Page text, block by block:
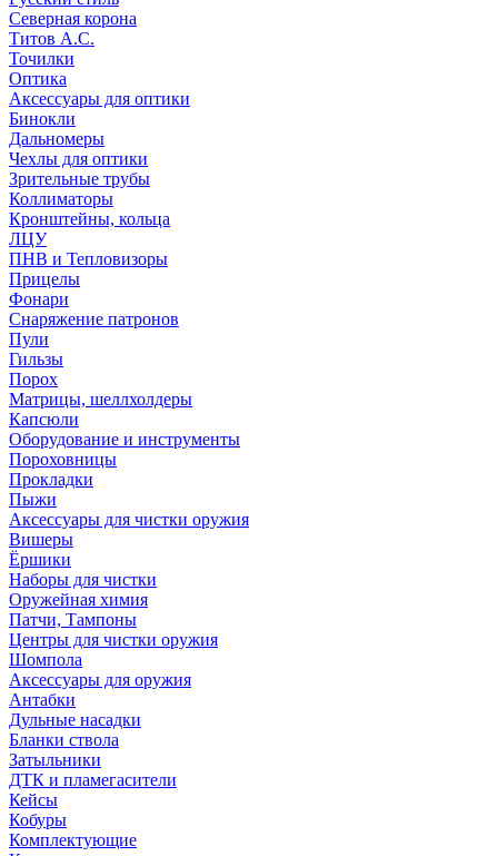
Северная корона
Титов А.С.
Точилки
Оптика
Аксессуары для оптики
Бинокли
Дальномеры
Чехлы для оптики
Зрительные трубы
Коллиматоры
Кронштейны, кольца
ЛЦУ
ПНВ и Тепловизоры
Прицелы
Фонари
Снаряжение патронов
Пули
Гильзы
Порох
Матрицы, шеллхолдеры
Капсюли
Оборудование и инструменты
Пороховницы
Прокладки
Пыжи
Аксессуары для чистки оружия
Вишеры
Ёршики
Наборы для чистки
Оружейная химия
Патчи, Тампоны
Центры для чистки оружия
Шомпола
Аксессуары для оружия
Антабки
Дульные насадки
Бланки ствола
Затыльники
ДТК и пламегасители
Кейсы
Кобуры
Комплектующие